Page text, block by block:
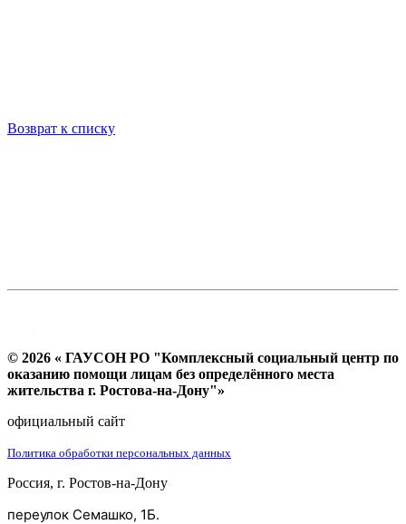
Возврат к списку
© 2026 « ГАУСОН РО "Комплексный социальный центр по
оказанию помощи лицам без определённого места
жительства г. Ростова-на-Дону"»
официальный сайт
Политика обработки персональных данных
Россия, г. Ростов-на-Дону
переулок Семашко, 1Б.